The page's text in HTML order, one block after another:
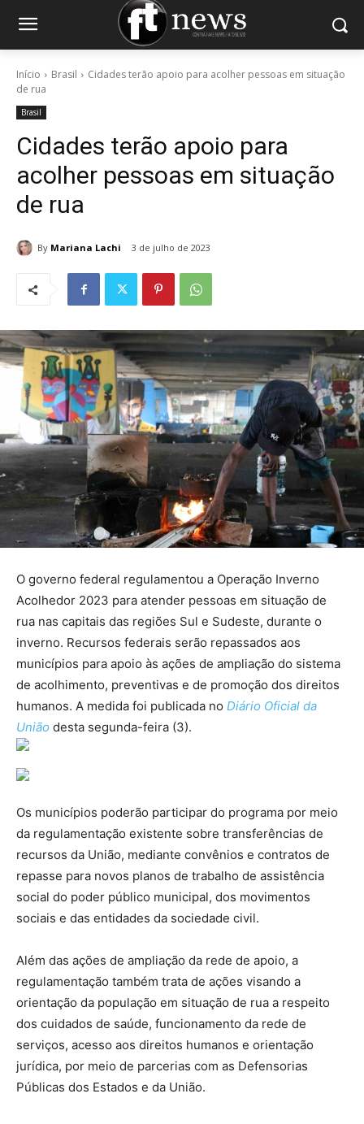
Início Brasil
Cidades terão apoio para acolher pessoas em situação
de rua
Brasil
Cidades terão apoio para
acolher pessoas em situação
de rua
By Mariana Lachi 3 de julho de 2023
O governo federal regulamentou a Operação Inverno
Acolhedor 2023 para atender pessoas em situação de
rua nas capitais das regiões Sul e Sudeste, durante o
inverno. Recursos federais serão repassados aos
municípios para apoio às ações de ampliação do sistema
de acolhimento, preventivas e de promoção dos direitos
humanos. A medida foi publicada no Diário Oficial da
União desta segunda-feira (3).
Os municípios poderão participar do programa por meio
da regulamentação existente sobre transferências de
recursos da União, mediante convênios e contratos de
repasse para novos planos de trabalho de assistência
social do poder público municipal, dos movimentos
sociais e das entidades da sociedade civil.
Além das ações de ampliação da rede de apoio, a
regulamentação também trata de ações visando a
orientação da população em situação de rua a respeito
dos cuidados de saúde, funcionamento da rede de
serviços, acesso aos direitos humanos e orientação
jurídica, por meio de parcerias com as Defensorias
Públicas dos Estados e da União.